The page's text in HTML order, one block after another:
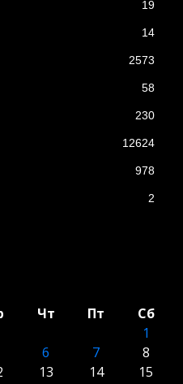
19
14
2573
58
230
12624
978
2
Чт Пт
Сб
1
6 7
8
13 14
15